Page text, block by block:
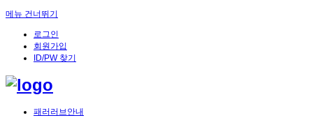
메뉴 건너뛰기
로그인
회원가입
ID/PW 찾기
패러러브안내